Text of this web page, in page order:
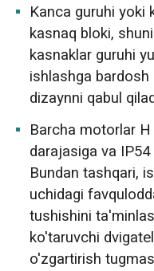
Kanca guruhi
kasnaq bloki,
kasnaklar guruhi
ishlashga
dizaynni qabul
Barcha motorlar
darajasiga va
Bundan tashqari,
uchidagi
tushishini
ko'taruvchi
o'zgartirish